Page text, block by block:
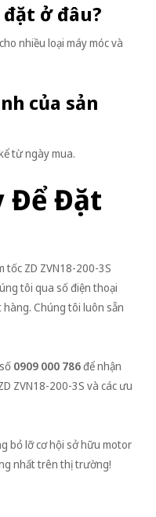
ở đâu?
nhiều loại máy móc và
của sản
từ ngày mua.
Để Đặt
ZD ZVN18-200-3S
tôi qua số điện thoại
Chúng tôi luôn sẵn
0909 000 786để nhận
ZVN18-200-3S và các ưu
bỏ lỡ cơ hội sở hữu motor
nhất trên thị trường!